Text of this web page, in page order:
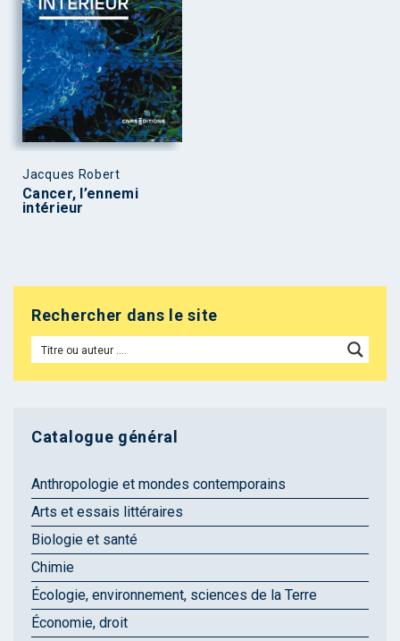
Jacques Robert
Cancer, l’ennemi
intérieur
Rechercher dans le site
Catalogue général
Anthropologie et mondes contemporains
Arts et essais littéraires
Biologie et santé
Chimie
Écologie, environnement, sciences de la Terre
Économie, droit